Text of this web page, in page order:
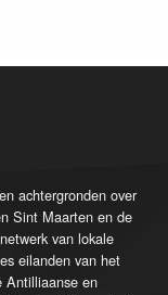
achtergronden over
Sint Maarten en de
van lokale
eilanden van het
Antilliaanse en